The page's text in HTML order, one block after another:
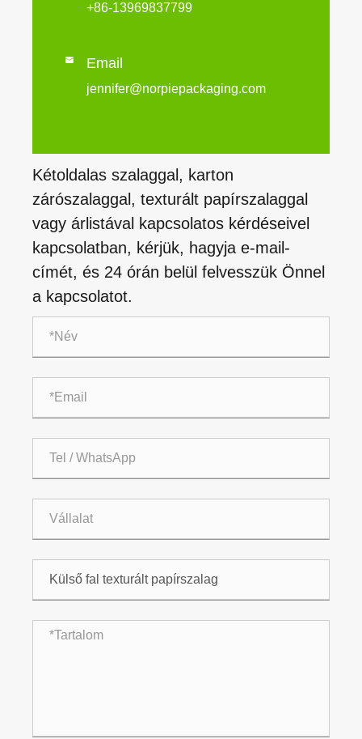
+86-13969837799
 Email
jennifer@norpiepackaging.com
Kétoldalas szalaggal, karton
zárószalaggal, texturált papírszalaggal
vagy árlistával kapcsolatos kérdéseivel
kapcsolatban, kérjük, hagyja e-mail-
címét, és 24 órán belül felvesszük Önnel
a kapcsolatot.